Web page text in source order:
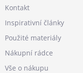
Kontakt
Inspirativní články
Použité materiály
Nákupní rádce
Vše o nákupu